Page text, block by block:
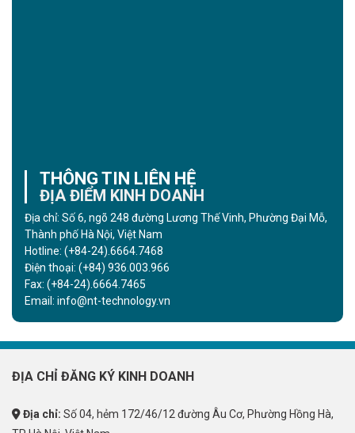
THÔNG TIN LIÊN HỆ
ĐỊA ĐIỂM KINH DOANH
Địa chỉ: Số 6, ngõ 248 đường Lương Thế Vinh, Phường Đại Mỗ,
Thành phố Hà Nội, Việt Nam
Hotline: (+84-24).6664.7468
Điện thoại: (+84) 936.003.966
Fax: (+84-24).6664.7465
Email: info@nt-technology.vn
ĐỊA CHỈ ĐĂNG KÝ KINH DOANH
Địa chỉ: Số 04, hẻm 172/46/12 đường Âu Cơ, Phường Hồng Hà,